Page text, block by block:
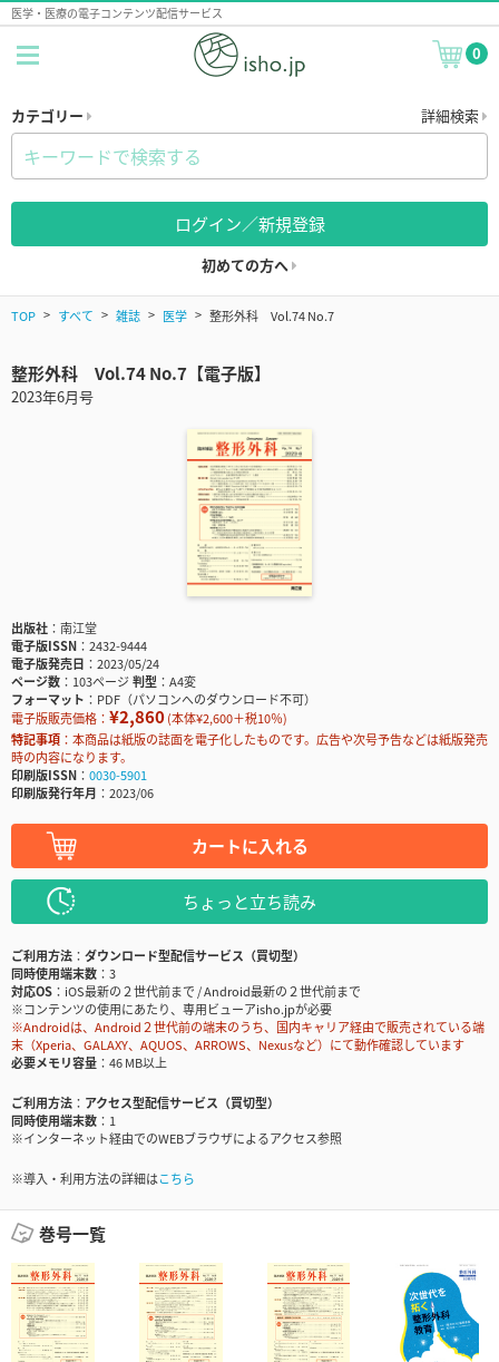
医学・医療の電子コンテンツ配信サービス
0
カテゴリー 詳細検索
ログイン／新規登録
初めての方へ
TOP すべて 雑誌 医学 整形外科 Vol.74 No.7
整形外科 Vol.74 No.7【電子版】
2023年6月号
出版社
南江堂
電子版ISSN
2432-9444
電子版発売日
2023/05/24
ページ数
103ページ判型
A4変
フォーマット
PDF（パソコンへのダウンロード不可）
電子版販売価格： ¥2,860(本体¥2,600＋税10％)
特記事項
本商品は紙版の誌面を電子化したものです。広告や次号予告などは紙版発売
時の内容になります。
印刷版ISSN
0030-5901
印刷版発行年月
2023/06
カートに入れる
ちょっと立ち読み
ご利用方法
ダウンロード型配信サービス（買切型）
同時使用端末数
3
対応OS
iOS最新の２世代前まで / Android最新の２世代前まで
※コンテンツの使用にあたり、専用ビューアisho.jpが必要
※Androidは、Android２世代前の端末のうち、国内キャリア経由で販売されている端
末（Xperia、GALAXY、AQUOS、ARROWS、Nexusなど）にて動作確認しています
必要メモリ容量
46 MB以上
ご利用方法
アクセス型配信サービス（買切型）
同時使用端末数
1
※インターネット経由でのWEBブラウザによるアクセス参照
※導入・利用方法の詳細はこちら
巻号一覧